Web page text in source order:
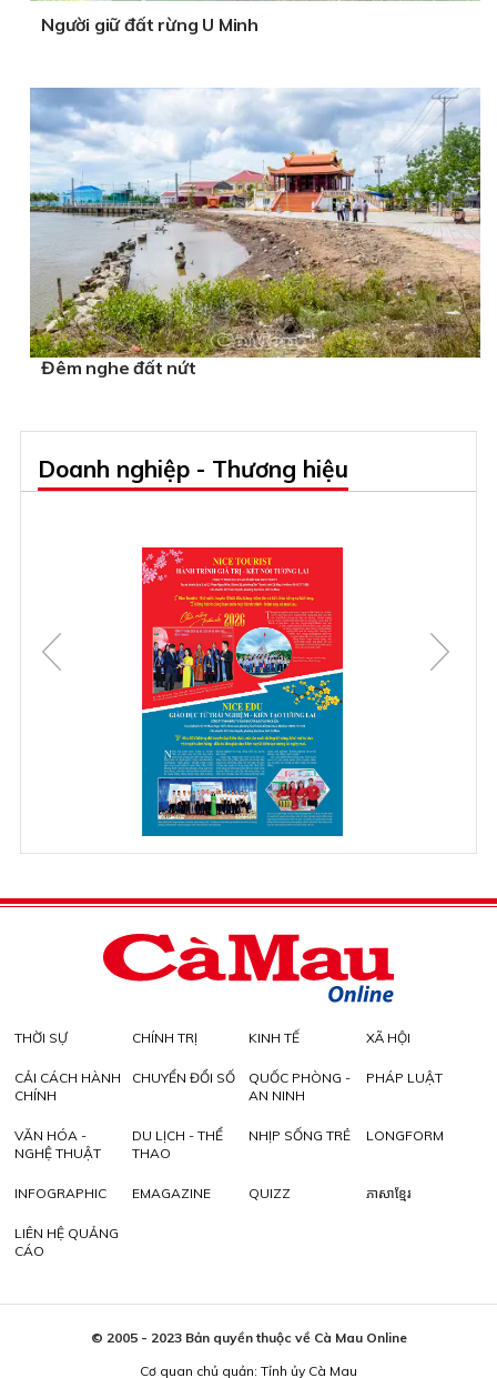
Người giữ đất rừng U Minh
Đêm nghe đất nứt
Doanh nghiệp - Thương hiệu
THỜI SỰ CHÍNH TRỊ KINH TẾ XÃ HỘI
CẢI CÁCH HÀNH
CHÍNH
CHUYỂN ĐỔI SỐ
QUỐC PHÒNG -
AN NINH
PHÁP LUẬT
VĂN HÓA -
NGHỆ THUẬT
DU LỊCH - THỂ
THAO
NHỊP SỐNG TRẺ LONGFORM
INFOGRAPHIC EMAGAZINE QUIZZ ភាសាខ្មែរ
LIÊN HỆ QUẢNG
CÁO
© 2005 - 2023 Bản quyền thuộc về Cà Mau Online
Cơ quan chủ quản: Tỉnh ủy Cà Mau